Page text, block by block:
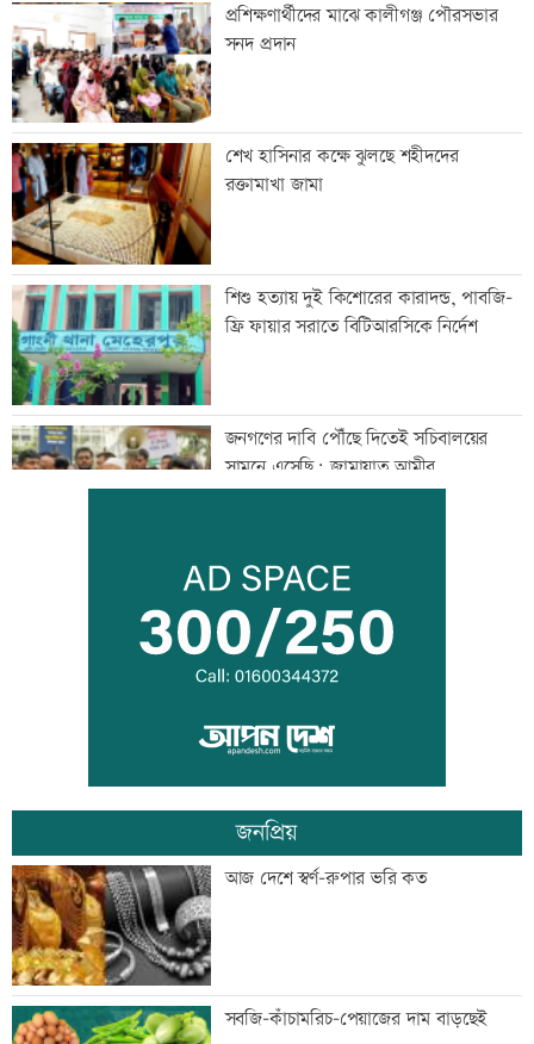
প্রশিক্ষণার্থীদের মাঝে কালীগঞ্জ পৌরসভার
সনদ প্রদান
শেখ হাসিনার কক্ষে ঝুলছে শহীদদের
রক্তামাখা জামা
শিশু হত্যায় দুই কিশোরের কারাদন্ড, পাবজি-
ফ্রি ফায়ার সরাতে বিটিআরসিকে নির্দেশ
জনগণের দাবি পৌঁছে দিতেই সচিবালয়ের
সামনে এসেছি: জামায়াত আমীর
গ্যাস সরবরাহ স্বাভাবিক হবে দুই-তিনদিনের
মধ্যে: মন্ত্রী
সাংবাদিকের ওপর হামলার প্রতিবাদে
কুড়িগ্রামে মানববন্ধন
রাষ্ট্রবিরোধী অপতৎপরতায় জড়িত শিক্ষকদের
বিরুদ্ধে ব্যবস্থা নেয়ার দাবি ইউট্যাবের
ইরানে একক সামরিক পদক্ষেপের ইঙ্গিত
নেতানিয়াহুর
জনপ্রিয়
আজ দেশে স্বর্ণ-রুপার ভরি কত
সবজি-কাঁচামরিচ-পেয়াজের দাম বাড়ছেই